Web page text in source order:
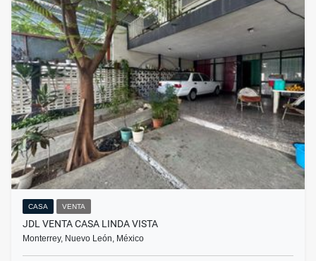
CASA VENTA
JDL VENTA CASA LINDA VISTA
Monterrey, Nuevo León, México